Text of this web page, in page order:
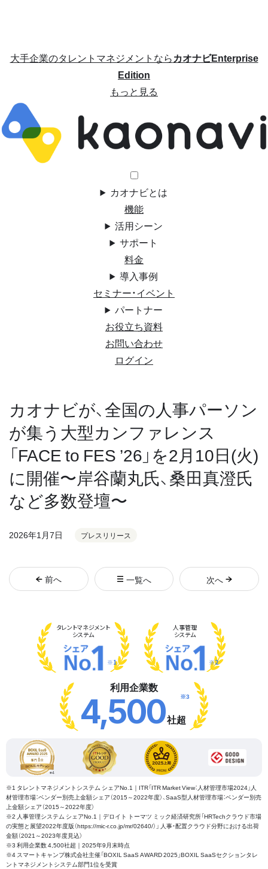
大手企業のタレントマネジメントならカオナビEnterprise
Edition
もっと見る
カオナビとは
機能
活用シーン
サポート
料金
導入事例
セミナー・イベント
パートナー
お役立ち資料
お問い合わせ
ログイン
カオナビが、全国の人事パーソン
が集う大型カンファレンス
「FACE to FES ’26」を2月10日(火)
に開催〜岸谷蘭丸氏、桑田真澄氏
など多数登壇〜
2026年1月7日 プレスリリース
前へ 一覧へ 次へ
タレントマネジメント
システム
※1
人事管理
システム
※2
利用企業数
4,500社超
※3
※1 タレントマネジメントシステム シェアNo.1｜ITR「ITR Market View：人材管理市場2024」人
材管理市場：ベンダー別売上金額シェア（2015～2022年度）、SaaS型人材管理市場：ベンダー別売
上金額シェア（2015～2022年度）
※2 人事管理システム シェアNo.1｜デロイト トーマツ ミック経済研究所「HRTechクラウド市場
の実態と展望2022年度版（https://mic-r.co.jp/mr/02640/）」 人事・配置クラウド分野における出荷
金額（2021～2023年度見込）
※3 利用企業数 4,500社超｜2025年9月末時点
※4 スマートキャンプ株式会社主催「BOXIL SaaS AWARD 2025」BOXIL SaaSセクションタレ
ントマネジメントシステム部門1位を受賞